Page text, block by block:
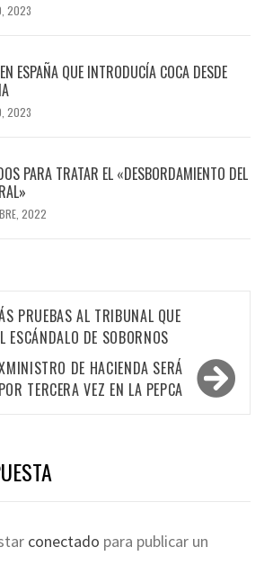
2023
ESPAÑA QUE INTRODUCÍA COCA DESDE
2023
PARA TRATAR EL «DESBORDAMIENTO DEL
2022
PRUEBAS AL TRIBUNAL QUE
ESCÁNDALO DE SOBORNOS
DE HACIENDA SERÁ
TERCERA VEZ EN LA PEPCA
conectado para publicar un